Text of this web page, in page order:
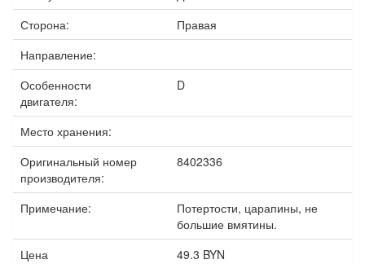
Сторона:
Правая
Направление:
Особенности
двигателя:
D
Место хранения:
Оригинальный номер
производителя:
8402336
Примечание:
Потертости, царапины, не
большие вмятины.
Цена
49.3 BYN